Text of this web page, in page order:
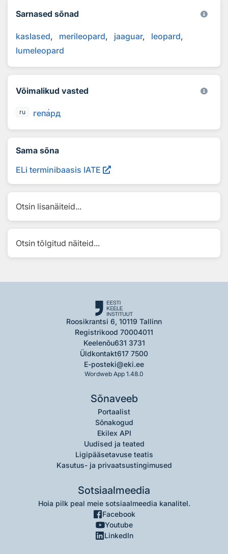
Sarnased sõnad
kaslased merileopard jaaguar
leopard
lumeleopard
Võimalikud vasted
ru гепард
Sama sõna
ELi terminibaasis IATE
Otsin lisanäiteid...
Otsin tõlgitud näiteid...
Roosikrantsi 6, 10119 Tallinn
Registrikood 70004011
Keelenõu631 3731
Üldkontakt617 7500
E-posteki@eki.ee
Wordweb App 1.48.0
Sõnaveeb
Portaalist
Sõnakogud
Ekilex API
Uudised ja teated
Ligipääsetavuse teatis
Kasutus- ja privaatsustingimused
Sotsiaalmeedia
Hoia pilk peal meie sotsiaalmeedia kanalitel.
Facebook
Youtube
LinkedIn